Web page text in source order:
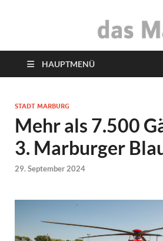
das
HAUPTMENÜ
STADT MARBURG
Mehr als 7.500
3. Marburger
29. September 2024